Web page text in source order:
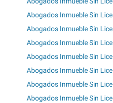
Abogados Inmueble Sin
Abogados Inmueble Sin
Abogados Inmueble Sin
Abogados Inmueble Sin
Abogados Inmueble Sin
Abogados Inmueble Sin
Abogados Inmueble Sin